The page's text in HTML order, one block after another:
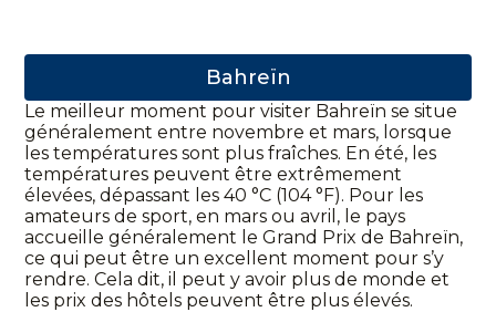
Bahreïn
Le meilleur moment pour visiter Bahreïn se situe
généralement entre novembre et mars, lorsque
les températures sont plus fraîches. En été, les
températures peuvent être extrêmement
élevées, dépassant les 40 °C (104 °F). Pour les
amateurs de sport, en mars ou avril, le pays
accueille généralement le Grand Prix de Bahreïn,
ce qui peut être un excellent moment pour s’y
rendre. Cela dit, il peut y avoir plus de monde et
les prix des hôtels peuvent être plus élevés.